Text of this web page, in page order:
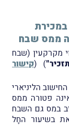
במכירת
ממס שבח
מיסוי מקרקעין (שבח
) (קישור
הליניארי
פטורה ממס
ואילך יחויב במס גם השבח
שנצבר לפני יום 1.1.2014 וזאת בשיעור החָל